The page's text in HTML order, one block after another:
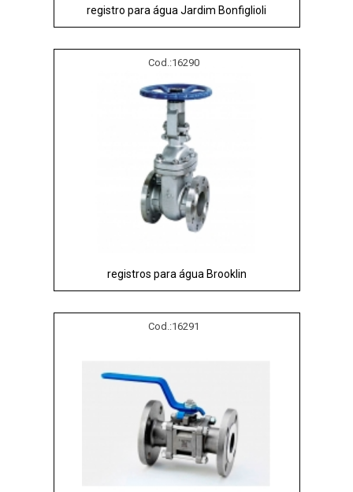
registro para água Jardim Bonfiglioli
Cod.:16290
registros para água Brooklin
Cod.:16291